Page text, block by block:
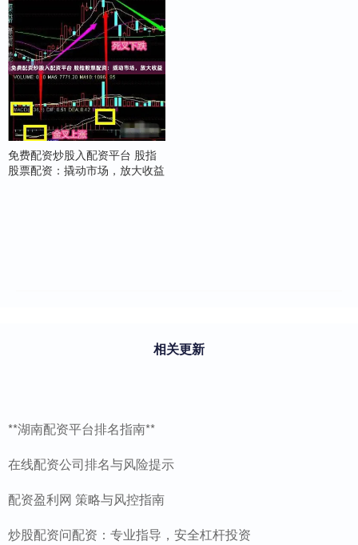
免费配资炒股入配资平台 股指
股票配资：撬动市场，放大收益
相关更新
**湖南配资平台排名指南**
在线配资公司排名与风险提示
配资盈利网 策略与风控指南
炒股配资问配资：专业指导，安全杠杆投资